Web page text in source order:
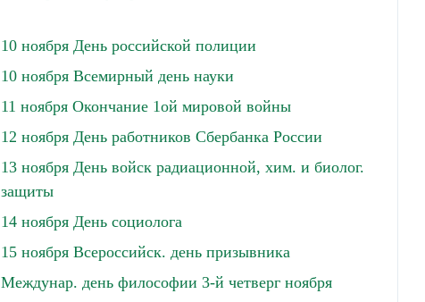
10 ноября День российской полиции
10 ноября Всемирный день науки
11 ноября Окончание 1ой мировой войны
12 ноября День работников Сбербанка России
13 ноября День войск радиационной, хим. и биолог.
защиты
14 ноября День социолога
15 ноября Всероссийск. день призывника
Междунар. день философии 3-й четверг ноября